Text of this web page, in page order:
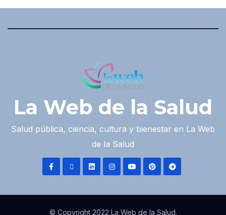
La Web de la Salud
Salud pública, ciencia, cultura y bienestar en La Web
de la Salud
© Copyright 2022 La Web de la Salud.